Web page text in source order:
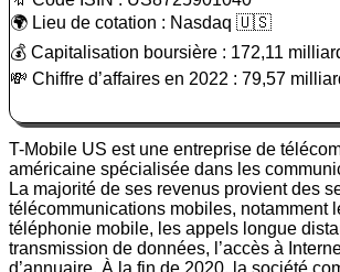
🌍 Lieu de cotation : Nasdaq 🇺🇸
💰 Capitalisation boursière : 172,11
💸 Chiffre d’affaires en 2022 : 79,57
T-Mobile US est une entreprise de
américaine spécialisée dans les
La majorité de ses revenus provient des
télécommunications mobiles, notamment
téléphonie mobile, les appels longue
transmission de données, l’accès à